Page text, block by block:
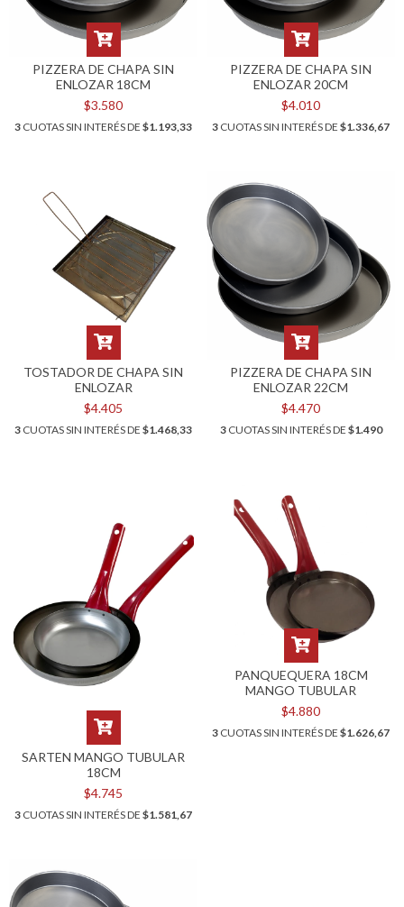
PIZZERA DE CHAPA SIN
ENLOZAR 18CM
$3.580
3 CUOTAS SIN INTERÉS DE $1.193,33
PIZZERA DE CHAPA SIN
ENLOZAR 20CM
$4.010
3 CUOTAS SIN INTERÉS DE $1.336,67
TOSTADOR DE CHAPA SIN
ENLOZAR
$4.405
3 CUOTAS SIN INTERÉS DE $1.468,33
PIZZERA DE CHAPA SIN
ENLOZAR 22CM
$4.470
3CUOTAS SIN INTERÉS DE $1.490
SARTEN MANGO TUBULAR
18CM
$4.745
3 CUOTAS SIN INTERÉS DE $1.581,67
PANQUEQUERA 18CM
MANGO TUBULAR
$4.880
3 CUOTAS SIN INTERÉS DE $1.626,67